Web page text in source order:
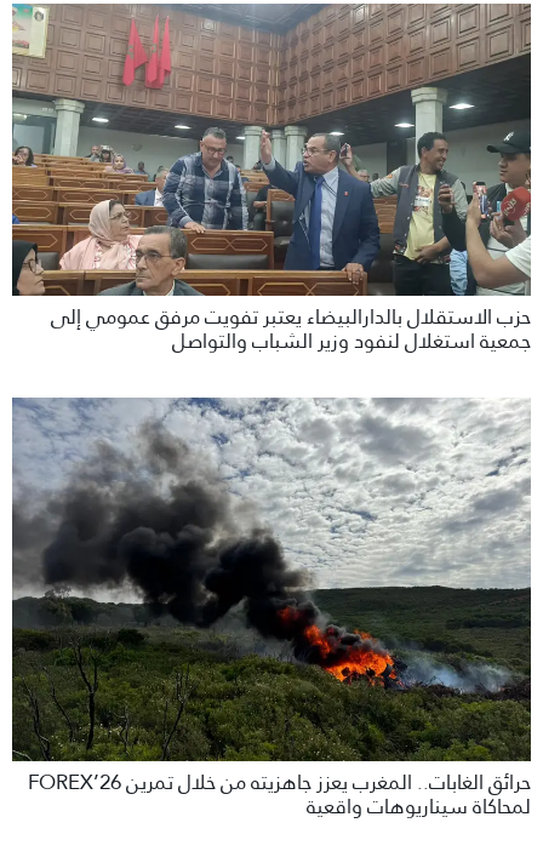
حزب الاستقلال بالدارالبيضاء يعتبر تفويت مرفق عمومي إلى
جمعية استغلال لنفود وزير الشباب والتواصل
حرائق الغابات.. المغرب يعزز جاهزيته من خلال تمرين FOREX’26
لمحاكاة سيناريوهات واقعية